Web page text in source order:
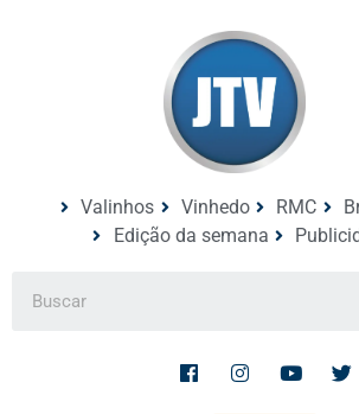
Valinhos Vinhedo RMC
Edição da semana